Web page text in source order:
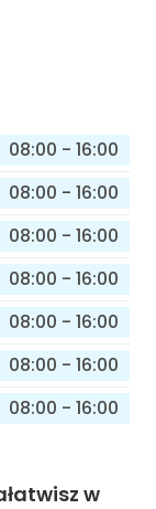
08:00 - 16:00
08:00 - 16:00
08:00 - 16:00
08:00 - 16:00
08:00 - 16:00
08:00 - 16:00
08:00 - 16:00
w